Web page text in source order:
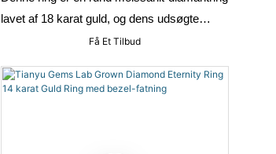
lavet af 18 karat guld, og dens udsøgte
håndværk og materialer gør den
Få Et Tilbud